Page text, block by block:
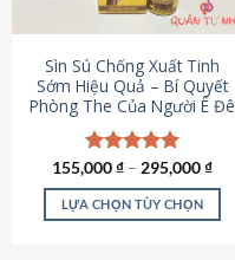
Sìn Sú Chống Xuất Tinh
Sớm Hiệu Quả – Bí Quyết
Phòng The Của Người Ê Đê
Được xếp
hạng4.95
5 sao
155,000₫ – 295,000₫
LỰA CHỌN TÙY CHỌN